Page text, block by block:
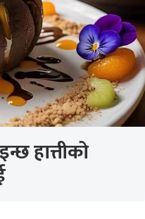
हात्तीको